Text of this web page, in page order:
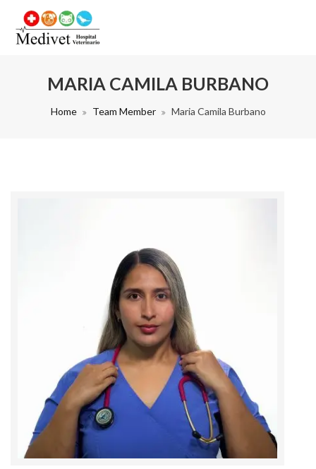
MARIA CAMILA BURBANO
Home Team Member Maria Camila Burbano